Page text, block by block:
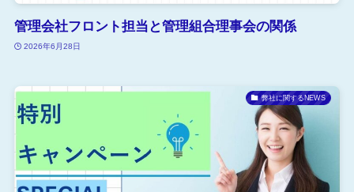
管理会社フロント担当と管理組合理事会の関係
2026年6月28日
弊社に関するNEWS